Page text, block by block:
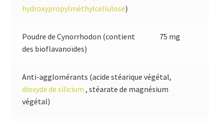
hydroxypropylméthylcellulose)
Poudre de Cynorrhodon (contient
des bioflavanoïdes)
75 mg
Anti-agglomérants (acide stéarique végétal,
dioxyde de silicium , stéarate de magnésium
végétal)